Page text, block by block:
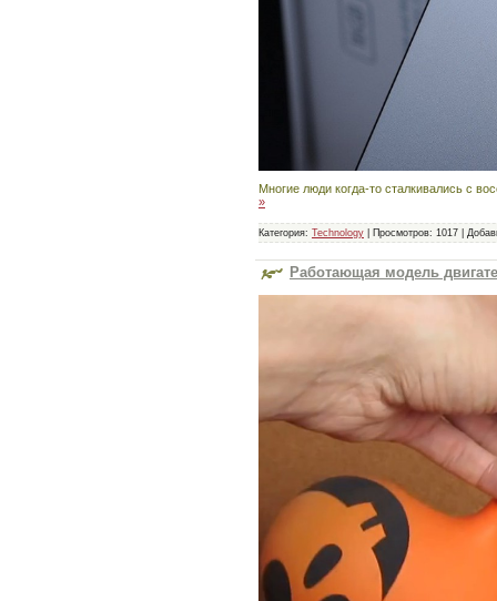
Многие люди когда-то сталкивались с
»
Категория: Technology Просмотров: 1017
Работающая модель